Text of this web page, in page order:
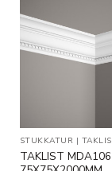
Se vårt utvalg
av lister, fra
fleksible lister
Enkel montering
lett,
STUKKATUR |
TAKLIST